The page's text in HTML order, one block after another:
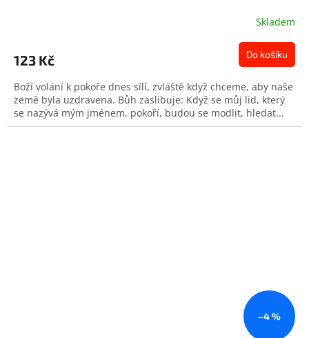
Skladem
123 Kč Do košíku
Boží volání k pokoře dnes sílí, zvláště když chceme, aby naše
země byla uzdravena. Bůh zaslibuje: Když se můj lid, který
se nazývá mým jménem, pokoří, budou se modlit, hledat...
–4 %